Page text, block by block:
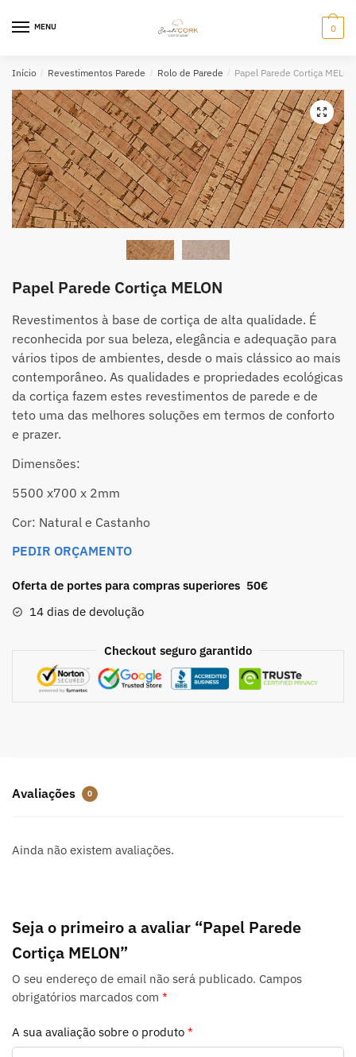
MENU 0
Início / Revestimentos Parede / Rolo de Parede / Papel Parede Cortiça
Papel Parede Cortiça MELON
Revestimentos à base de cortiça de alta qualidade. É
reconhecida por sua beleza, elegância e adequação para
vários tipos de ambientes, desde o mais clássico ao mais
contemporâneo. As qualidades e propriedades ecológicas
da cortiça fazem estes revestimentos de parede e de
teto uma das melhores soluções em termos de conforto
e prazer.
Dimensões:
5500 x700 x 2mm
Cor: Natural e Castanho
PEDIR ORÇAMENTO
Oferta de portes para compras superiores 50€
14 dias de devolução
Checkout seguro garantido
Avaliações 0
Ainda não existem avaliações.
Seja o primeiro a avaliar “Papel Parede
Cortiça MELON”
O seu endereço de email não será publicado. Campos
obrigatórios marcados com *
A sua avaliação sobre o produto *